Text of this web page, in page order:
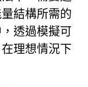
結構所需的
透過模擬可
理想情況下